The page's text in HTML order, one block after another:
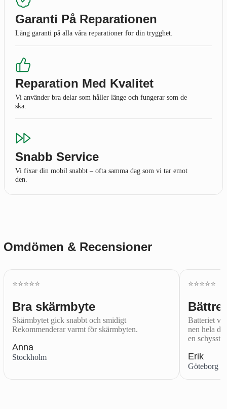
Garanti På Reparationen
Lång garanti på alla våra reparationer för din trygghet.
Reparation Med Kvalitet
Vi använder bra delar som håller länge och fungerar som de
ska.
Snabb Service
Vi fixar din mobil snabbt – ofta samma dag som vi tar emot
den.
Omdömen & Recensioner
⭐️⭐️⭐️⭐️⭐️
Bra skärmbyte
Skärmbytet gick snabbt och smidigt
Rekommenderar varmt för skärmbyten.
Anna
Stockholm
⭐️⭐️⭐️⭐️⭐️
Bättre
Batteriet
nen hela
en schysst.
Erik
Göteborg